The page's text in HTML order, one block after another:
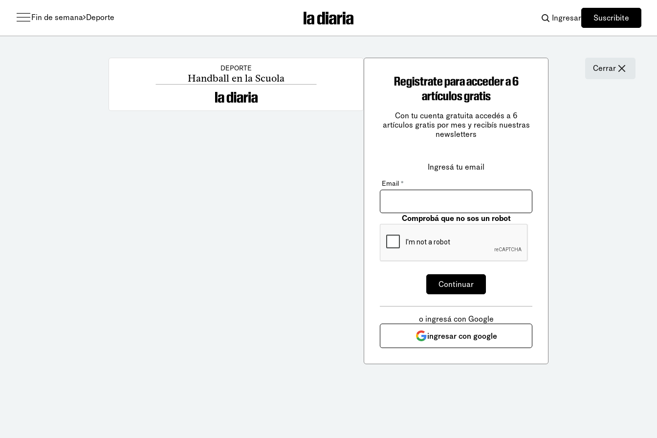
Fin de semana Deporte Ingresar Suscribite
DEPORTE
Handball en la Scuola
Cerrar
Registrate para acceder a 6
artículos gratis
Con tu cuenta gratuita accedés a 6
artículos gratis por mes y recibís nuestras
newsletters
Ingresá tu email
Email *
Comprobá que no sos un robot
o ingresá con Google
ingresar con google